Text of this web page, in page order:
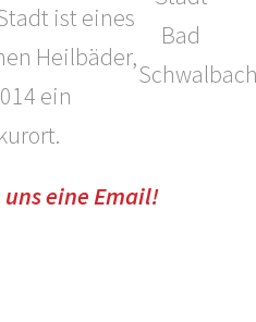
ist eines
Heilbäder,
ein
eine Email!